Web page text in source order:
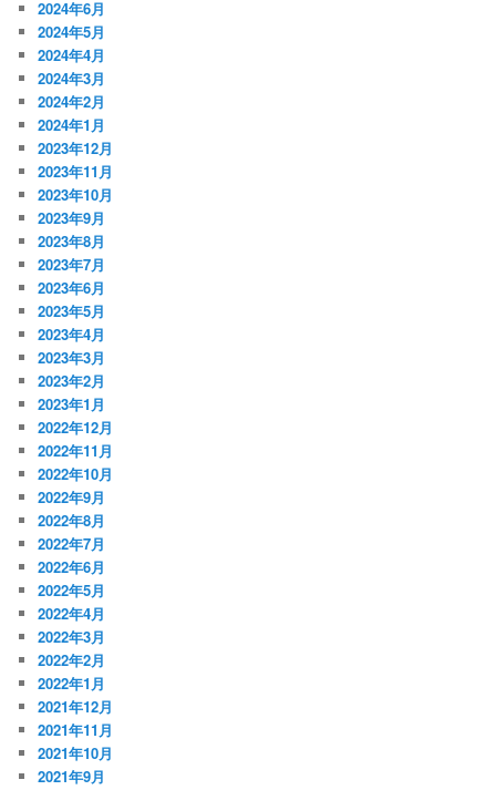
2024年6月
2024年5月
2024年4月
2024年3月
2024年2月
2024年1月
2023年12月
2023年11月
2023年10月
2023年9月
2023年8月
2023年7月
2023年6月
2023年5月
2023年4月
2023年3月
2023年2月
2023年1月
2022年12月
2022年11月
2022年10月
2022年9月
2022年8月
2022年7月
2022年6月
2022年5月
2022年4月
2022年3月
2022年2月
2022年1月
2021年12月
2021年11月
2021年10月
2021年9月